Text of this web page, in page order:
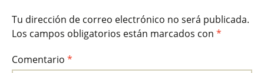
Tu dirección de correo electrónico no será publicada.
Los campos obligatorios están marcados con *
Comentario *